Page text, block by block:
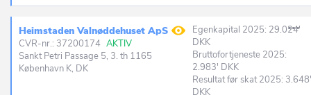
Lolland
Lyngby-Taarbæk
Læsø
Billund
Bindslev
Birkerød
06.10.00 Indvinding af råolie
06.20.00 Indvinding af naturgas
Heimstaden Valnøddehuset ApS
CVR-nr.: 37200174 AKTIV
Sankt Petri Passage 5, 3. th 1165
København K, DK
Egenkapital 2025: 29.024'
DKK
Bruttofortjeneste 2025:
2.983' DKK
Resultat før skat 2025:
DKK